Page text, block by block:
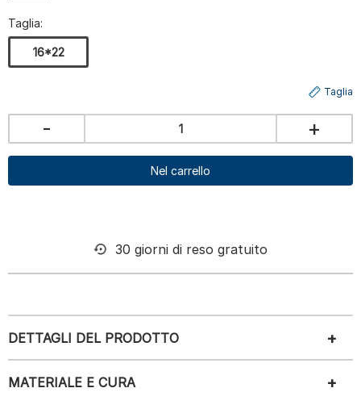
Taglia:
16*22
Taglia
- +
Nel carrello
30 giorni di reso gratuito
DETTAGLI DEL PRODOTTO
MATERIALE E CURA